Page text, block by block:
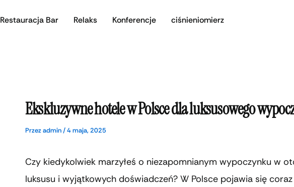
Restauracja Bar Relaks Konferencje ciśnieniomierz
Ekskluzywne hotele w Polsce dla luksusowego
Przezadmin/4 maja, 2025
Czy kiedykolwiek marzyłeś o niezapomnianym wypoczynku w
luksusu i wyjątkowych doświadczeń? W Polsce pojawia się